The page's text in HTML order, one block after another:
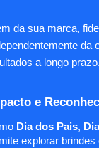
da sua marca,
a longo prazo.
e
Dia dos Pais,
explorar